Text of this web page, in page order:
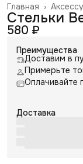
Главная ›
Стельки
580 ₽
Преимущества
Доставим в
Примерьте
Оплачивайте
Доставка